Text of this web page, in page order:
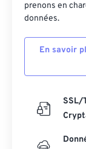
prenons en
données.
En savoir
SSL/